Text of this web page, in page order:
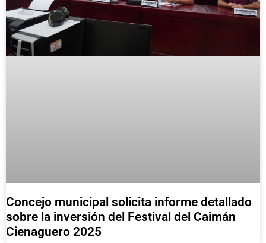
Concejo municipal solicita informe detallado
sobre la inversión del Festival del Caimán
Cienaguero 2025